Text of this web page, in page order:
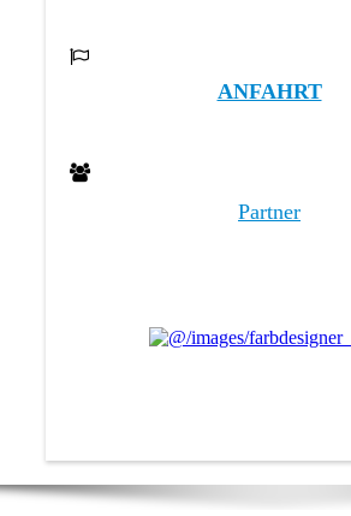
ANFAHRT
Partner